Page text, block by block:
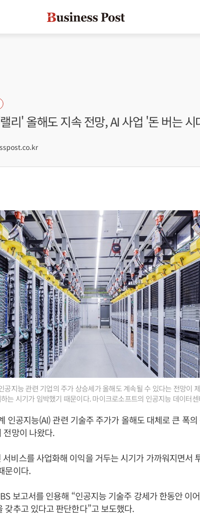
리' 올해도 지속 전망, AI 사업 '돈 버는
지능 관련 기업의 주가 상승세가 올해도 계속될 수 있다는 전망이
는 시기가 임박했기 때문이다. 마이크로소프트의 인공지능 데이터
인공지능(AI) 관련 기술주 주가가 올해도 대체로 큰 폭
전망이 나왔다.
비스를 사업화해 이익을 거두는 시기가 가까워지면서
문이다.
보고서를 인용해 “인공지능 기술주 강세가 한동안 이
갖추고 있다고 판단한다”고 보도했다.